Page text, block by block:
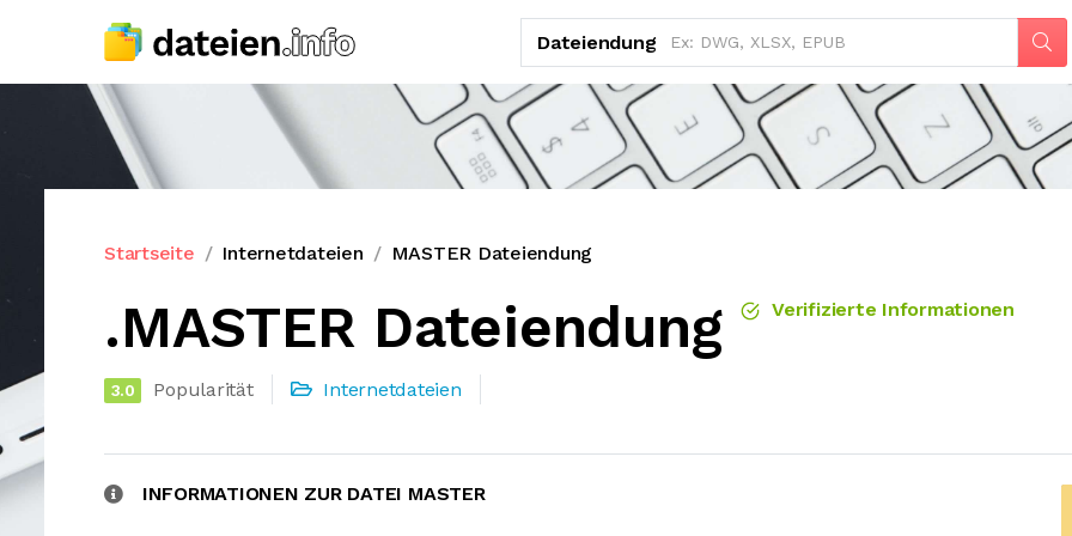
Dateiendung
Startseite Internetdateien MASTER Dateiendung
.MASTER Dateiendung Verifizierte Informationen
3.0 Popularität Internetdateien
INFORMATIONEN ZUR DATEI MASTER